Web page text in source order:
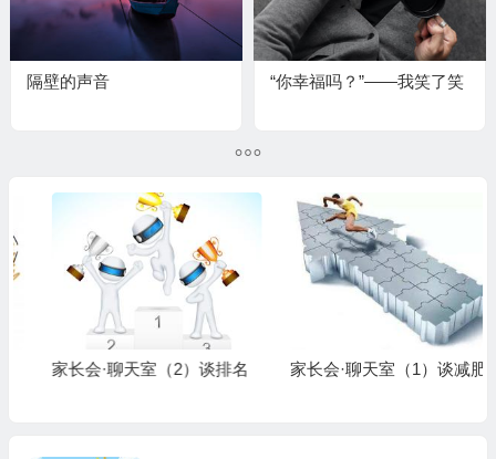
隔壁的声音 “你幸福吗？”——我笑了笑
家长会·聊天室（2）谈排名 家长会·聊天室（1）谈减肥